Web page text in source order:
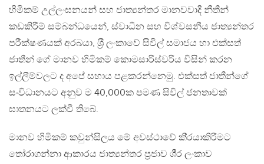
හිමිකම් උල්ලංඝනයන් සහ ජාත්‍යන්තර මානවවාදී නීතීන්
කඩකිරීම් සම්බන්ධයෙන්, ස්වාධීන සහ විශ්වසනීය ජාත්‍යන්තර
පරීක්ෂණයක් අරබයා, ශ‍්‍රී ලංකාවේ සිවිල් සමාජය හා එක්සත්
ජාතීන් ගේ මානව හිමිකම් කොමසාරිස්වරිය විසින් කරන
ඉල්ලීම්වලට ද අපේ සහාය පළකරන්නෙමු. එක්සත් ජාතීන්ගේ
සංවිධානයට අනුව ම 40,000ක පමණ සිවිල් ජනතාවක්
ඝාතනයට ලක්වී තිබේ.
මානව හිමිකම් කවුන්සිලය මේ අවස්ථාවේ කි‍්‍රයාකිරීමට
තෝරාගන්නා ආකාරය ජාත්‍යන්තර ප‍්‍රජාව ශී‍්‍ර ලංකාව